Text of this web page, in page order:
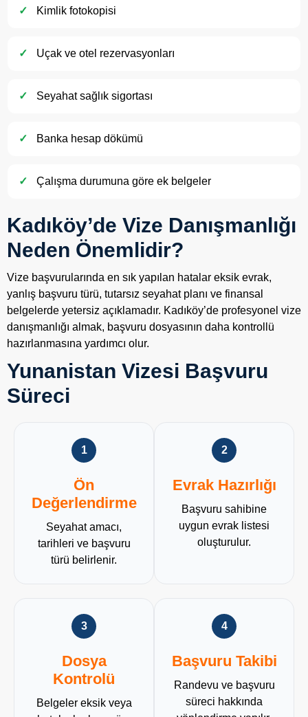
Kimlik fotokopisi
Uçak ve otel rezervasyonları
Seyahat sağlık sigortası
Banka hesap dökümü
Çalışma durumuna göre ek belgeler
Kadıköy’de Vize Danışmanlığı
Neden Önemlidir?
Vize başvurularında en sık yapılan hatalar eksik evrak,
yanlış başvuru türü, tutarsız seyahat planı ve finansal
belgelerde yetersiz açıklamadır. Kadıköy’de profesyonel vize
danışmanlığı almak, başvuru dosyasının daha kontrollü
hazırlanmasına yardımcı olur.
Yunanistan Vizesi Başvuru
Süreci
1
Ön
Değerlendirme
Seyahat amacı,
tarihleri ve başvuru
türü belirlenir.
2
Evrak Hazırlığı
Başvuru sahibine
uygun evrak listesi
oluşturulur.
3
Dosya
Kontrolü
Belgeler eksik veya
4
Başvuru Takibi
Randevu ve başvuru
süreci hakkında